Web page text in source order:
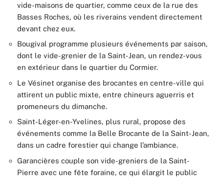
vide-maisons de quartier, comme ceux de la rue des
Basses Roches, où les riverains vendent directement
devant chez eux.
Bougival programme plusieurs événements par saison,
dont le vide-grenier de la Saint-Jean, un rendez-vous
en extérieur dans le quartier du Cormier.
Le Vésinet organise des brocantes en centre-ville qui
attirent un public mixte, entre chineurs aguerris et
promeneurs du dimanche.
Saint-Léger-en-Yvelines, plus rural, propose des
événements comme la Belle Brocante de la Saint-Jean,
dans un cadre forestier qui change l’ambiance.
Garancières couple son vide-greniers de la Saint-
Pierre avec une fête foraine, ce qui élargit le public